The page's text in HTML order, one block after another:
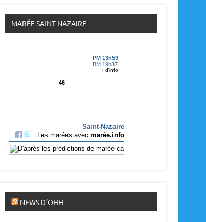
c
l
e
s
MARÉE SAINT-NAZAIRE
NEWS D’OHH